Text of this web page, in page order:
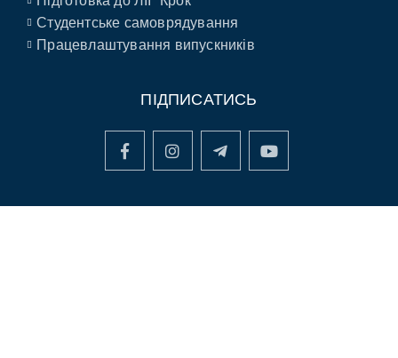
Студентське самоврядування
Працевлаштування випускників
ПІДПИСАТИСЬ